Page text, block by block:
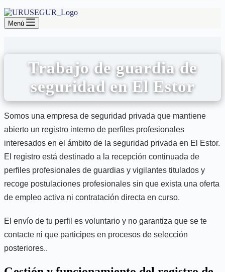
Menú
Trabajo de guardia de
seguridad en El Estor
Somos una empresa de seguridad privada que mantiene
abierto un registro interno de perfiles profesionales
interesados en el ámbito de la seguridad privada en El Estor.
El registro está destinado a la recepción continuada de
perfiles profesionales de guardias y vigilantes titulados y
recoge postulaciones profesionales sin que exista una oferta
de empleo activa ni contratación directa en curso.
El envío de tu perfil es voluntario y no garantiza que se te
contacte ni que participes en procesos de selección
posteriores..